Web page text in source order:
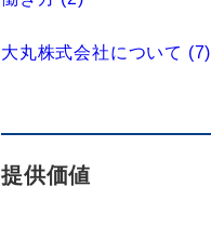
大丸株式会社について (7)
提供価値